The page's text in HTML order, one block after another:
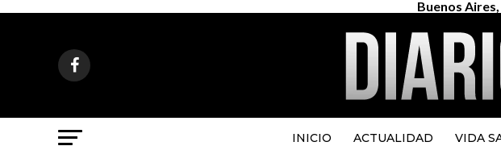
Buenos
INICIO ACTUALIDAD VIDA